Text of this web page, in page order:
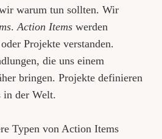
warum tun sollten. Wir
. Action Items werden
Projekte verstanden.
die uns einem
bringen. Projekte definieren
in der Welt.
Typen von Action Items